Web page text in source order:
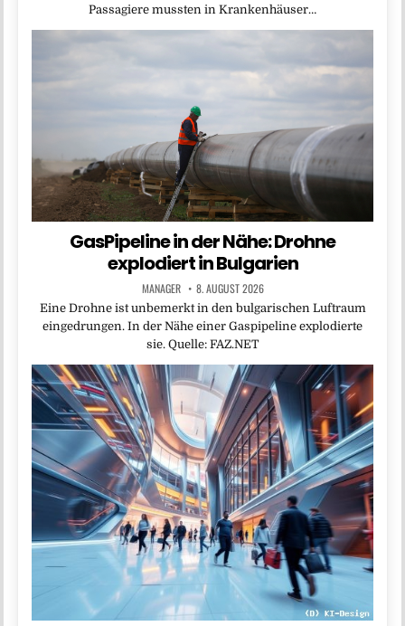
Passagiere mussten in Krankenhäuser…
GasPipeline in der Nähe: Drohne
explodiert in Bulgarien
MANAGER 8. AUGUST 2026
Eine Drohne ist unbemerkt in den bulgarischen Luftraum
eingedrungen. In der Nähe einer Gaspipeline explodierte
sie. Quelle: FAZ.NET